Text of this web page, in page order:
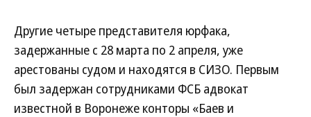
Другие четыре представителя юрфака,
задержанные с 28 марта по 2 апреля, уже
арестованы судом и находятся в СИЗО. Первым
был задержан сотрудниками ФСБ адвокат
известной в Воронеже конторы «Баев и